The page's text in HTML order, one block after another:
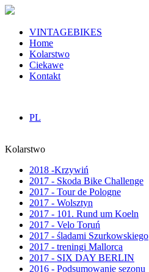
VINTAGEBIKES
Home
Kolarstwo
Ciekawe
Kontakt
PL
Kolarstwo
2018 -Krzywiń
2017 - Skoda Bike Challenge
2017 - Tour de Pologne
2017 - Wolsztyn
2017 - 101. Rund um Koeln
2017 - Velo Toruń
2017 - śladami Szurkowskiego
2017 - treningi Mallorca
2017 - SIX DAY BERLIN
2016 - Podsumowanie sezonu